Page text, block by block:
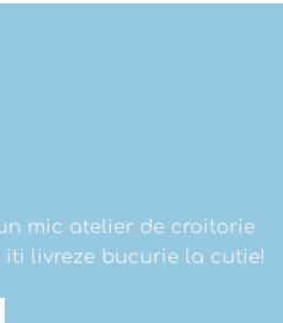
mic atelier de croitorie
livreze bucurie la cutie!